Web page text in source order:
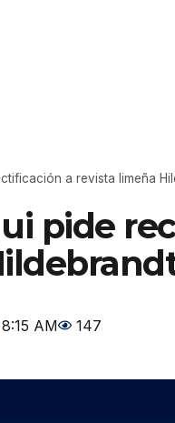
a revista limeña
pide
8:15 AM 147